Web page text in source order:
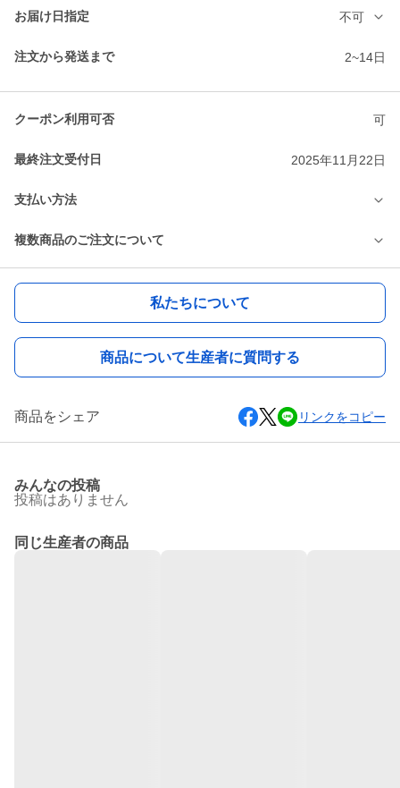
お届け日指定 不可
注文から発送まで 2~14日
クーポン利用可否 可
最終注文受付日 2025年11月22日
支払い方法
複数商品のご注文について
私たちについて
商品について生産者に質問する
商品をシェア リンクをコピー
みんなの投稿
投稿はありません
同じ生産者の商品